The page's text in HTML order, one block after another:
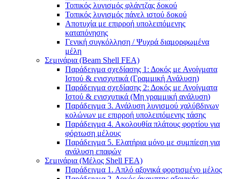
Τοπικός λυγισμός φλάντζας δοκού
Τοπικός λυγισμός πάνελ ιστού δοκού
Αποτυχία με επιρροή υπολειπόμενης
καταπόνησης
Γενική συγκόλληση / Ψυχρά διαμορφωμένα
μέλη
Σεμινάρια (Beam Shell FEA)
Παράδειγμα σχεδίασης 1: Δοκός με Ανοίγματα
Ιστού & ενισχυτικά (Γραμμική Ανάλυση)
Παράδειγμα σχεδίασης 2: Δοκός με Ανοίγματα
Ιστού & ενισχυτικά (Μη γραμμική ανάλυση)
Παράδειγμα 3. Ανάλυση λυγισμού χαλύβδινων
κολώνων με επιρροή υπολειπόμενης τάσης
Παράδειγμα 4. Ακολουθία πλάτους φορτίου για
φόρτωση μέλους
Παράδειγμα 5. Ελατήρια μόνο με συμπίεση για
ανάλυση επαφών
Σεμινάρια (Μέλος Shell FEA)
Παράδειγμα 1. Απλό αξονικά φορτισμένο μέλος